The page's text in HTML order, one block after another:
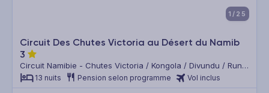
1/25
Circuit Des Chutes Victoria au Désert du Namib
3
Circuit Namibie - Chutes Victoria / Kongola / Divundu / Rundu
/ Etosha / Twyfelfontein / Désert du Namib / Windhoek
13 nuits Pension selon programme Vol inclus